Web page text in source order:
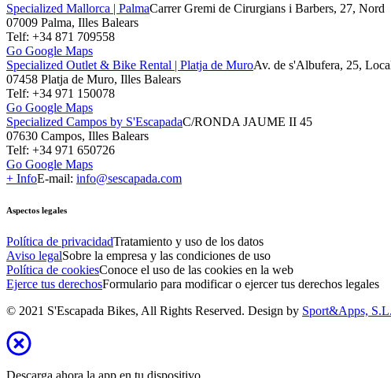
Specialized Mallorca | PalmaCarrer Gremi de Cirurgians i Barbers, 27, Nord
07009 Palma, Illes Balears
Telf: +34 871 709558
Go Google Maps
Specialized Outlet & Bike Rental | Platja de MuroAv. de s'Albufera, 25,
07458 Platja de Muro, Illes Balears
Telf: +34 971 150078
Go Google Maps
Specialized Campos by S'EscapadaC/RONDA JAUME II 45
07630 Campos, Illes Balears
Telf: +34 971 650726
Go Google Maps
+ InfoE-mail: info@sescapada.com
Aspectos legales
Política de privacidadTratamiento y uso de los datos
Aviso legalSobre la empresa y las condiciones de uso
Política de cookiesConoce el uso de las cookies en la web
Ejerce tus derechosFormulario para modificar o ejercer tus derechos legales
© 2021 S'Escapada Bikes, All Rights Reserved. Design by Sport&Apps, S.L.
Descarga ahora la app en tu dispositivo